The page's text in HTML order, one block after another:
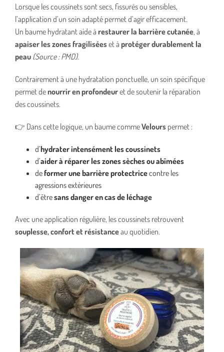
Lorsque les coussinets sont secs, fissurés ou sensibles,
l’application d’un soin adapté permet d’agir efficacement.
Un baume hydratant aide à restaurer la barrière cutanée, à
apaiser les zones fragiliséeset à protéger durablement la
peau (Source : PMD).
Contrairement à une hydratation ponctuelle, un soin spécifique
permet denourrir en profondeuret de soutenir la réparation
des coussinets.
👉 Dans cette logique, un baume commeVelours permet :
d’hydrater intensément les coussinets
d’aider à réparer les zones sèches ou abîmées
deformer une barrière protectricecontre les
agressions extérieures
d’êtresans danger en cas de léchage
Avec une application régulière, les coussinets retrouvent
souplesse, confort et résistanceau quotidien.